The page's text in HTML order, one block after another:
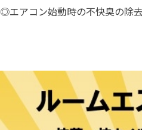
◎エアコン始動時の不快臭の除